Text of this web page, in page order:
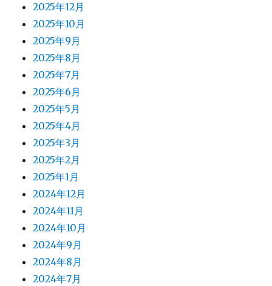
2025年12月
2025年10月
2025年9月
2025年8月
2025年7月
2025年6月
2025年5月
2025年4月
2025年3月
2025年2月
2025年1月
2024年12月
2024年11月
2024年10月
2024年9月
2024年8月
2024年7月